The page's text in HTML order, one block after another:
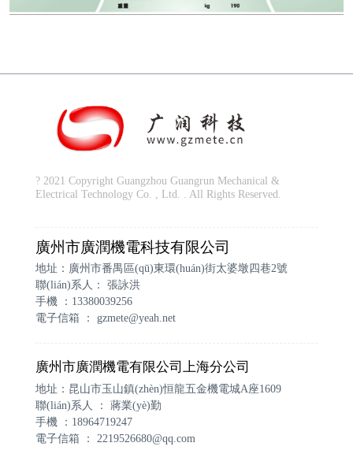
? 2021 Copyright Guangzhou Guangrun Mechanical &
Electrical Technology Co. , Ltd. . All Rights Reserved.
廣州市廣潤機電科技有限公司
地址：廣州市番禺區(qū)東環(huán)街太婆墩四巷2號
聯(lián)系人： 張詠洪
手機 ：13380039256
電子信箱 ： gzmete@yeah.net
廣州市廣潤機電有限公司上海分公司
地址：昆山市玉山鎮(zhèn)恒龍五金機電城A座1609
聯(lián)系人 ： 蔣業(yè)勤
手機 ：18964719247
電子信箱 ： 2219526680@qq.com